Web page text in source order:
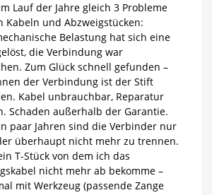
Lauf der Jahre gleich 3 Probleme
Kabeln und Abzweigstücken:
Belastung hat sich eine
die Verbindung war
Zum Glück schnell gefunden –
der Verbindung ist der Stift
Kabel unbrauchbar, Reparatur
Schaden außerhalb der Garantie.
paar Jahren sind die Verbinder nur
überhaupt nicht mehr zu trennen.
T-Stück von dem ich das
nicht mehr ab bekomme –
mit Werkzeug (passende Zange